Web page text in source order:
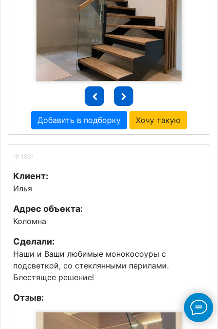
Добавить в подборку Хочу такую
№ 1831
Клиент:
Илья
Адрес объекта:
Коломна
Сделали:
Наши и Ваши любимые монокосоуры с
подсветкой, со стеклянными перилами.
Блестящее решение!
Отзыв: